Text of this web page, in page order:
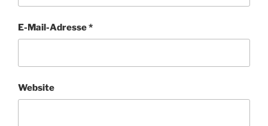
E-Mail-Adresse*
Website